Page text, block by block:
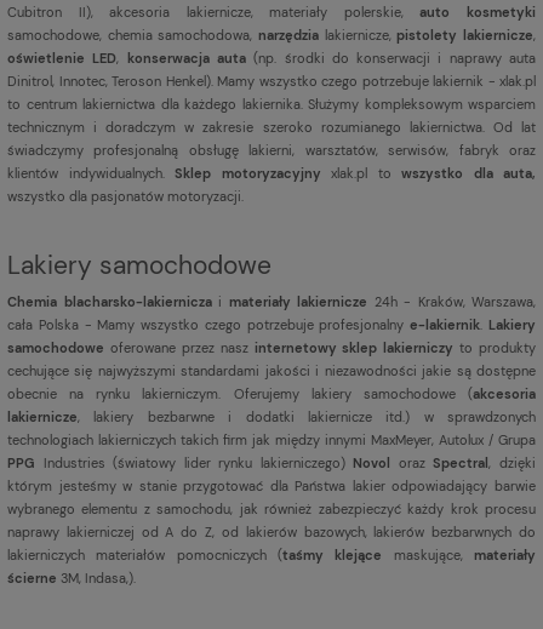
Cubitron II), akcesoria lakiernicze, materiały polerskie,auto kosmetyki
samochodowe, chemia samochodowa, narzędzia lakiernicze,pistolety lakiernicze,
oświetlenie LED, konserwacja auta(np. środki do konserwacji i naprawy auta
Dinitrol, Innotec, Teroson Henkel). Mamy wszystko czego potrzebuje lakiernik - xlak.pl
to centrum lakiernictwa dla każdego lakiernika. Służymy kompleksowym wsparciem
technicznym i doradczym w zakresie szeroko rozumianego lakiernictwa. Od lat
świadczymy profesjonalną obsługę lakierni, warsztatów, serwisów, fabryk oraz
klientów indywidualnych. Sklep motoryzacyjny xlak.pl to wszystko dla auta,
wszystko dla pasjonatów motoryzacji.
Lakiery samochodowe
Chemia blacharsko-lakierniczai materiały lakiernicze 24h - Kraków, Warszawa,
cała Polska - Mamy wszystko czego potrzebuje profesjonalnye-lakiernik. Lakiery
samochodowe oferowane przez nasz internetowy sklep lakierniczy to produkty
cechujące się najwyższymi standardami jakości i niezawodności jakie są dostępne
obecnie na rynku lakierniczym. Oferujemy lakiery samochodowe (akcesoria
lakiernicze, lakiery bezbarwne i dodatki lakiernicze itd.) w sprawdzonych
technologiach lakierniczych takich firm jak między innymi MaxMeyer, Autolux / Grupa
PPG Industries (światowy lider rynku lakierniczego) Novol orazSpectral, dzięki
którym jesteśmy w stanie przygotować dla Państwa lakier odpowiadający barwie
wybranego elementu z samochodu, jak również zabezpieczyć każdy krok procesu
naprawy lakierniczej od A do Z, od lakierów bazowych, lakierów bezbarwnych do
lakierniczych materiałów pomocniczych (taśmy klejące maskujące,materiały
ścierne 3M, Indasa,).